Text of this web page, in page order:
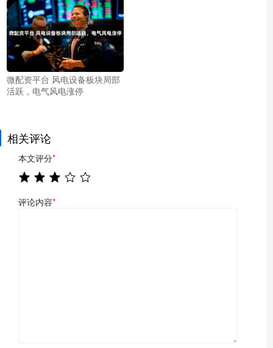
微配资平台 风电设备板块局部
活跃，电气风电涨停
相关评论
本文评分*
评论内容*